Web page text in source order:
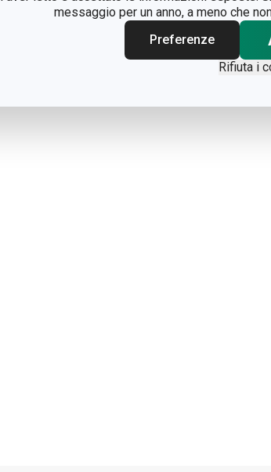
messaggio per un anno, a meno che
Preferenze
Rifiuta i